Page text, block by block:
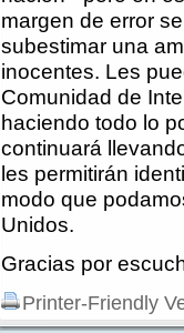
margen de error
subestimar una
inocentes. Les
Comunidad de
haciendo todo lo
continuará
les permitirán
modo que
Unidos.
Gracias por
Printer-Friendly